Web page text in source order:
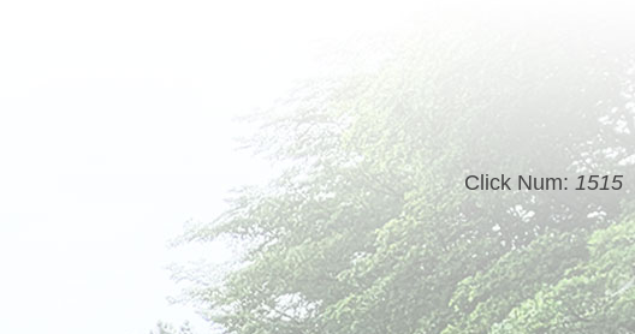
Click Num: 1515